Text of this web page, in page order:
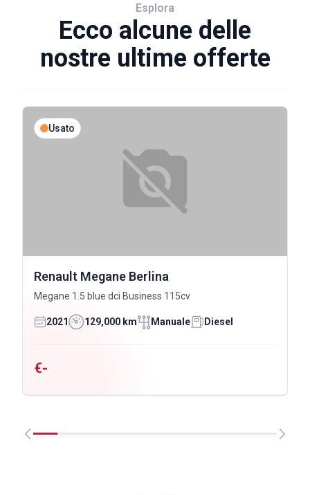
Esplora
Ecco alcune delle
nostre ultime offerte
Usato
Renault Megane Berlina
Megane 1.5 blue dci Business 115cv
2021 129,000 km Manuale Diesel
€-